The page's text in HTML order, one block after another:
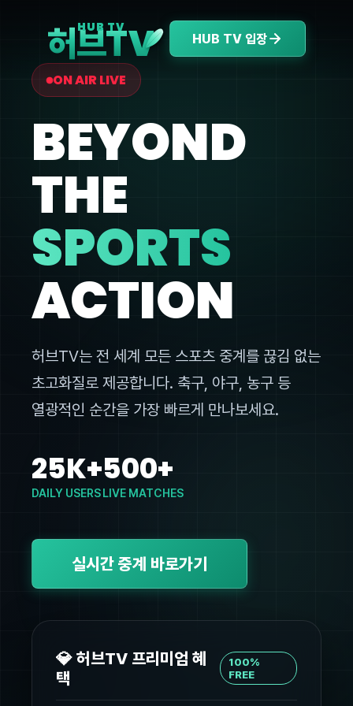
HUB TV
허브TV HUB TV 입장
ON AIR LIVE
BEYOND
THE
SPORTS
ACTION
허브TV는 전 세계 모든 스포츠 중계를 끊김 없는
초고화질로 제공합니다. 축구, 야구, 농구 등
열광적인 순간을 가장 빠르게 만나보세요.
25K+
DAILY USERS
500+
LIVE MATCHES
실시간 중계 바로가기
💎 허브TV 프리미엄 혜
택
100%
FREE